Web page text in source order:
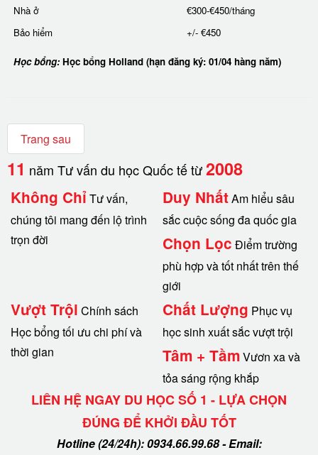
Nhà ở
€300-€450/tháng
Bảo hiểm
+/- €450
Học bổng: Học bổng Holland (hạn đăng ký: 01/04 hàng năm)
Trang sau
11 năm Tư vấn du học Quốc tế từ2008
Không ChỉTư vấn,
chúng tôi mang đến lộ trình
trọn đời
Duy NhấtAm hiểu sâu
sắc cuộc sống đa quốc gia
Chọn Lọc Điểm trường
phù hợp và tốt nhất trên thế
giới
Vượt Trội Chính sách
Học bổng tối ưu chi phí và
thời gian
Chất Lượng Phục vụ
học sinh xuất sắc vượt trội
Tâm + TầmVươn xa và
tỏa sáng rộng khắp
LIÊN HỆ NGAY DU HỌC SỐ 1 - LỰA CHỌN
ĐÚNG ĐỂ KHỞI ĐẦU TỐT
Hotline (24/24h): 0934.66.99.68 - Email: